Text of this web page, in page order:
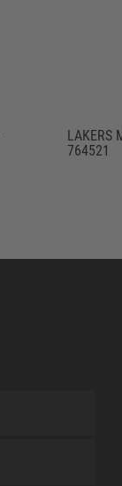
LAKERS
764521